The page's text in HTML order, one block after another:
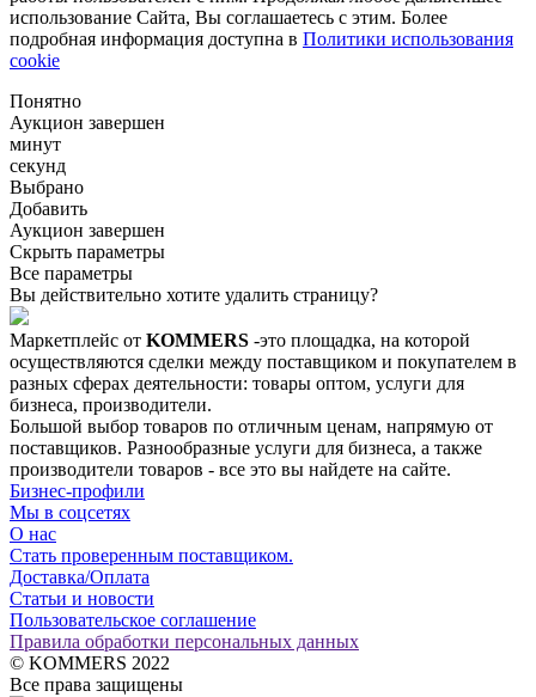
использование Сайта, Вы соглашаетесь с этим. Более
подробная информация доступна в Политики использования
cookie
Понятно
Аукцион завершен
минут
секунд
Выбрано
Добавить
Аукцион завершен
Скрыть параметры
Все параметры
Вы действительно хотите удалить страницу?
Маркетплейс от KOMMERS -это площадка, на которой
осуществляются сделки между поставщиком и покупателем в
разных сферах деятельности: товары оптом, услуги для
бизнеса, производители.
Большой выбор товаров по отличным ценам, напрямую от
поставщиков. Разнообразные услуги для бизнеса, а также
производители товаров - все это вы найдете на сайте.
Бизнес-профили
Мы в соцсетях
О нас
Стать проверенным поставщиком.
Доставка/Оплата
Статьи и новости
Пользовательское соглашение
Правила обработки персональных данных
© KOMMERS 2022
Все права защищены